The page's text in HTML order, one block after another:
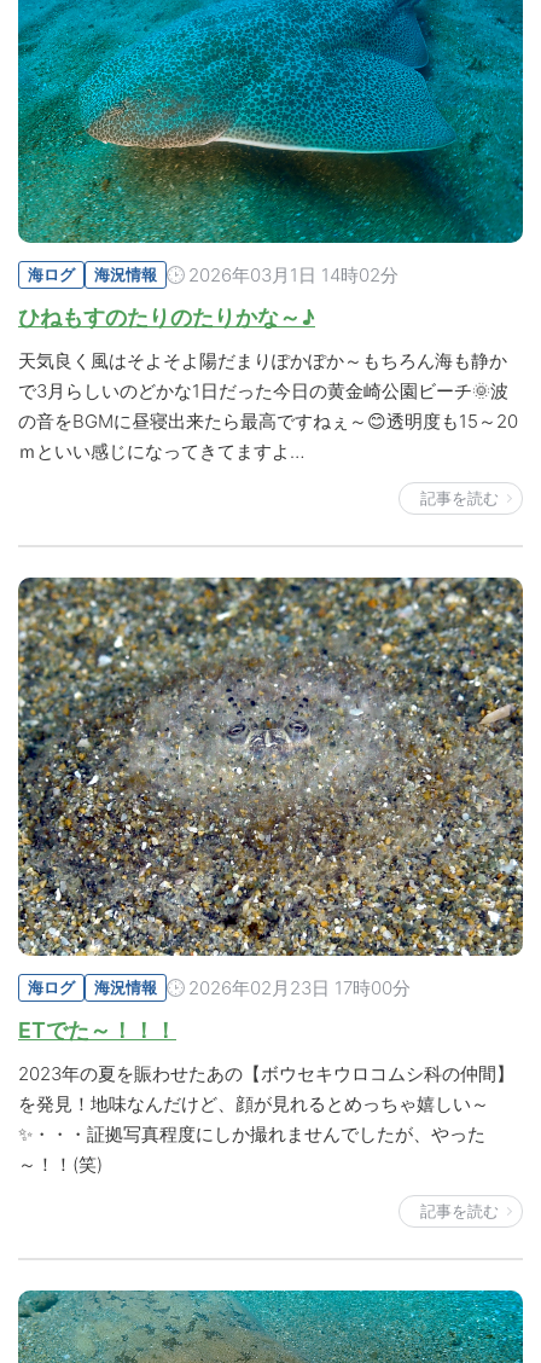
海ログ 海況情報 2026年03月1日 14時02分
ひねもすのたりのたりかな～♪
天気良く風はそよそよ陽だまりぽかぽか～もちろん海も静か
で3月らしいのどかな1日だった今日の黄金崎公園ビーチ🌞波
の音をBGMに昼寝出来たら最高ですねぇ～😊透明度も15～20
ｍといい感じになってきてますよ…
記事を読む
海ログ 海況情報 2026年02月23日 17時00分
ETでた～！！！
2023年の夏を賑わせたあの【ボウセキウロコムシ科の仲間】
を発見！地味なんだけど、顔が見れるとめっちゃ嬉しい～
✨・・・証拠写真程度にしか撮れませんでしたが、やった
～！！(笑)
記事を読む